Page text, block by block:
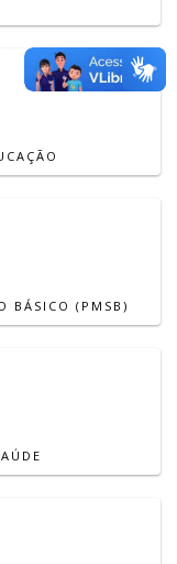
BÁSICO (PMSB)